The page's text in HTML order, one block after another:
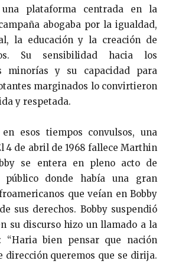
plataforma centrada en la
abogaba por la igualdad,
la educación y la creación de
Su sensibilidad hacia los
minorías y su capacidad para
marginados lo convirtieron
y respetada.
esos tiempos convulsos, una
4 de abril de 1968 fallece Marthin
se entera en pleno acto de
público donde había una gran
que veían en Bobby
sus derechos. Bobby suspendió
su discurso hizo un llamado a la
“Haria bien pensar que nación
dirección queremos que se dirija.